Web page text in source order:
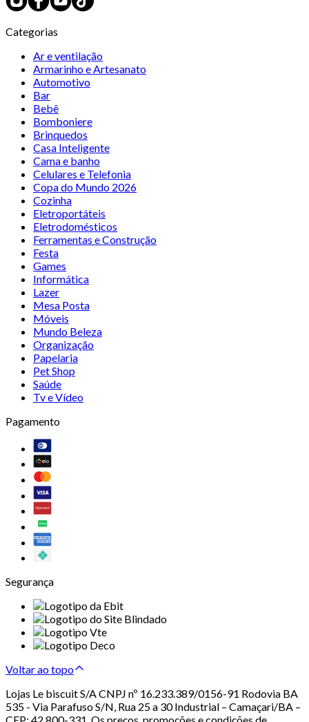
Categorias
Ar e ventilação
Armarinho e Artesanato
Automotivo
Bar
Bebê
Bomboniere
Brinquedos
Casa Inteligente
Cama e banho
Celulares e Telefonia
Copa do Mundo 2026
Cozinha
Eletroportáteis
Eletrodomésticos
Ferramentas e Construção
Festa
Games
Informática
Lazer
Mesa Posta
Móveis
Mundo Beleza
Organização
Papelaria
Pet Shop
Saúde
Tv e Vídeo
Pagamento
Segurança
Voltar ao topo
Lojas Le biscuit S/A CNPJ nº 16.233.389/0156-91 Rodovia BA
535 - Via Parafuso S/N, Rua 25 a 30 Industrial – Camaçari/BA –